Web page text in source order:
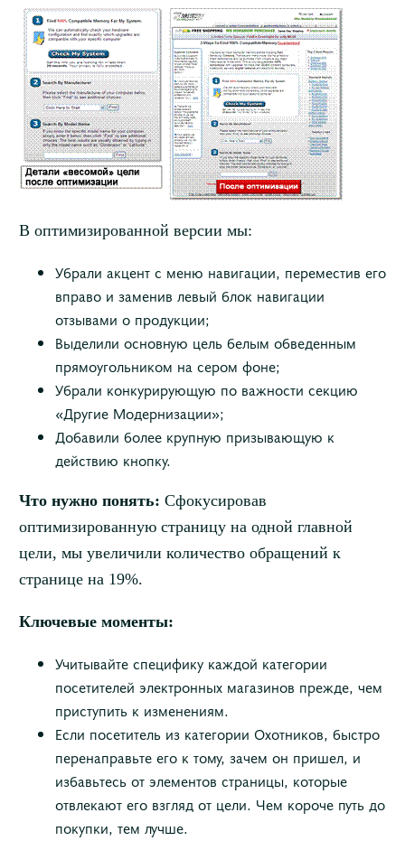
В оптимизированной версии мы:
Убрали акцент с меню навигации, переместив его
вправо и заменив левый блок навигации
отзывами о продукции;
Выделили основную цель белым обведенным
прямоугольником на сером фоне;
Убрали конкурирующую по важности секцию
«Другие Модернизации»;
Добавили более крупную призывающую к
действию кнопку.
Что нужно понять: Сфокусировав
оптимизированную страницу на одной главной
цели, мы увеличили количество обращений к
странице на 19%.
Ключевые моменты:
Учитывайте специфику каждой категории
посетителей электронных магазинов прежде, чем
приступить к изменениям.
Если посетитель из категории Охотников, быстро
перенаправьте его к тому, зачем он пришел, и
избавьтесь от элементов страницы, которые
отвлекают его взгляд от цели. Чем короче путь до
покупки, тем лучше.